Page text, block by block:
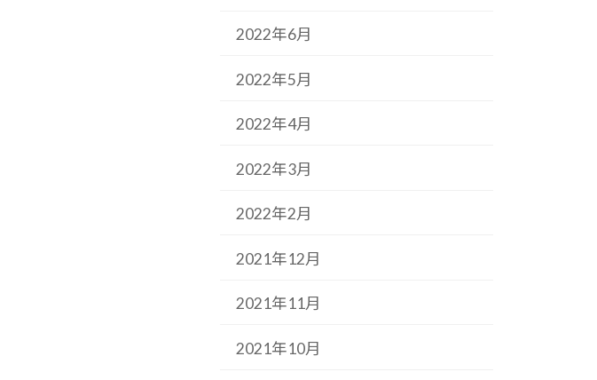
2022年6月
2022年5月
2022年4月
2022年3月
2022年2月
2021年12月
2021年11月
2021年10月